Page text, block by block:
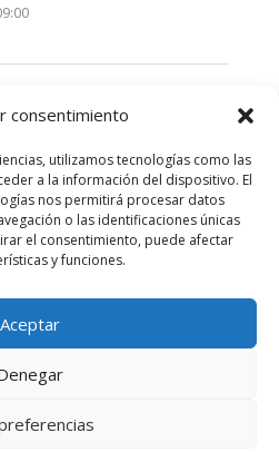
consentimiento
utilizamos tecnologías como las
a la información del dispositivo. El
nos permitirá procesar datos
o las identificaciones únicas
el consentimiento, puede afectar
y funciones.
Aceptar
La clave de la
recientes
Themes| Desarrollado por